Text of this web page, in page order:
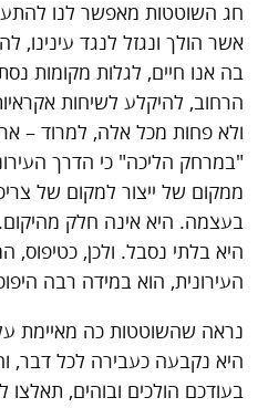
חג השוטטות מאפשר לנו
אשר הולך ונגזל לנגד עינינו,
בה אנו חיים, לגלות מקומות
הרחוב, להיקלע לשיחות
ולא פחות מכל אלה, למרוד –
"במרחק הליכה" כי הדרך
ממקום של ייצור למקום של
בעצמה. היא אינה חלק
היא בלתי נסבל. ולכן, כטיפוס,
העירונית, הוא במידה רבה
נראה שהשוטטות כה מאיימת
היא נקבעה כעבירה לכל דבר,
בעודכם הולכים ובוהים,